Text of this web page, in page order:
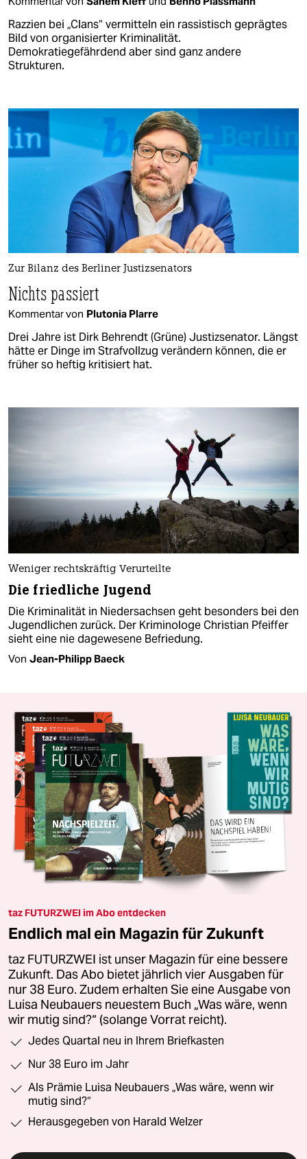
Razzien bei „Clans“ vermitteln ein rassistisch geprägtes
Bild von organisierter Kriminalität.
Demokratiegefährdend aber sind ganz andere
Strukturen.
Zur Bilanz des Berliner Justizsenators
Nichts passiert
Kommentar von Plutonia Plarre
Drei Jahre ist Dirk Behrendt (Grüne) Justizsenator. Längst
hätte er Dinge im Strafvollzug verändern können, die er
früher so heftig kritisiert hat.
Weniger rechtskräftig Verurteilte
Die friedliche Jugend
Die Kriminalität in Niedersachsen geht besonders bei den
Jugendlichen zurück. Der Kriminologe Christian Pfeiffer
sieht eine nie dagewesene Befriedung.
Von Jean-Philipp Baeck
taz FUTURZWEI im Abo entdecken
Endlich mal ein Magazin für Zukunft
taz FUTURZWEI ist unser Magazin für eine bessere
Zukunft. Das Abo bietet jährlich vier Ausgaben für
nur 38 Euro. Zudem erhalten Sie eine Ausgabe von
Luisa Neubauers neuestem Buch „Was wäre, wenn
wir mutig sind?“ (solange Vorrat reicht).
Jedes Quartal neu in Ihrem Briefkasten
Nur 38 Euro im Jahr
Als Prämie Luisa Neubauers „Was wäre, wenn wir
mutig sind?“
Herausgegeben von Harald Welzer